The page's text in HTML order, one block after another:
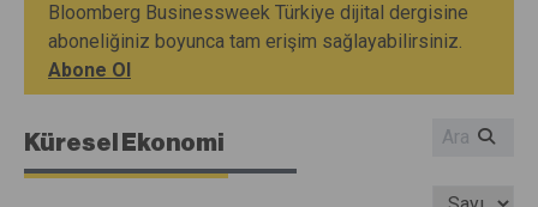
Bloomberg Businessweek Türkiye dijital dergisine
aboneliğiniz boyunca tam erişim sağlayabilirsiniz.
Abone Ol
Küresel Ekonomi